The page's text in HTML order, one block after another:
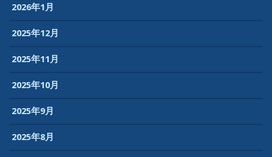
2026年1月
2025年12月
2025年11月
2025年10月
2025年9月
2025年8月